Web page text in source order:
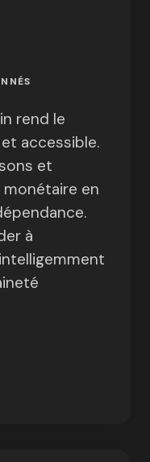
rend le
accessible.
et
en
à